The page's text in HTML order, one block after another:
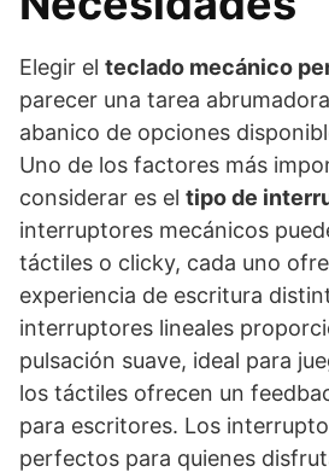
Elegir el teclado mecánico
parecer una tarea
abanico de opciones
Uno de los factores más
considerar es el tipo de
interruptores mecánicos
táctiles o clicky, cada uno
experiencia de escritura
interruptores lineales
pulsación suave, ideal para
los táctiles ofrecen un
para escritores. Los
perfectos para quienes